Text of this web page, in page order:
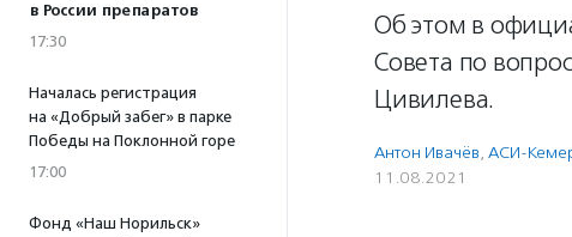
в России препаратов
17:30
Началась регистрация
на «Добрый забег» в парке
Победы на Поклонной горе
17:00
Фонд «Наш Норильск»
Об этом в
Совета по
Цивилева.
Антон Ивачёв, АСИ-
11.08.2021